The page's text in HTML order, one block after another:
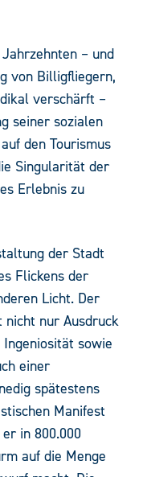
– und
von Billigfliegern,
verschärft –
seiner sozialen
den Tourismus
Singularität der
Erlebnis zu
der Stadt
Flickens der
Licht. Der
nur Ausdruck
sowie
einer
spätestens
Manifest
in 800.000
auf die Menge